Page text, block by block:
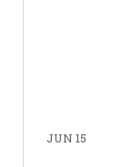
JUN 15